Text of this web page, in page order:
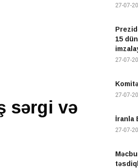
sərgi və
27-07-
15
27-07-
27-07-
İranla
27-07-